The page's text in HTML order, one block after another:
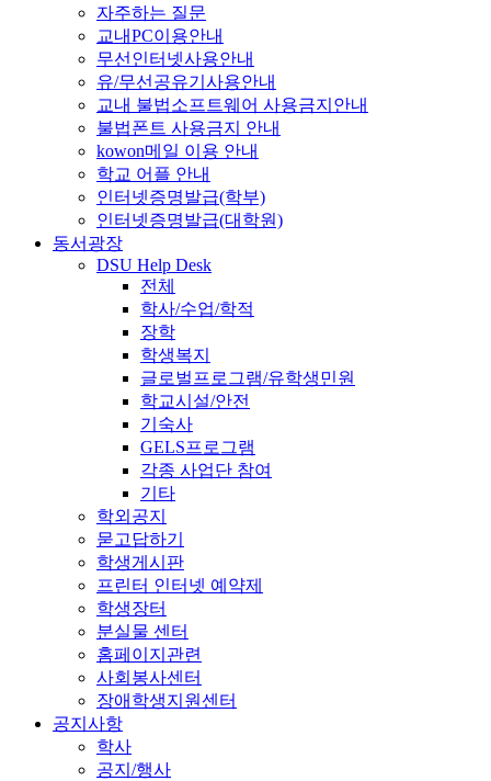
자주하는 질문
교내PC이용안내
무선인터넷사용안내
유/무선공유기사용안내
교내 불법소프트웨어 사용금지안내
불법폰트 사용금지 안내
kowon메일 이용 안내
학교 어플 안내
인터넷증명발급(학부)
인터넷증명발급(대학원)
동서광장
DSU Help Desk
전체
학사/수업/학적
장학
학생복지
글로벌프로그램/유학생민원
학교시설/안전
기숙사
GELS프로그램
각종 사업단 참여
기타
학외공지
묻고답하기
학생게시판
프린터 인터넷 예약제
학생장터
분실물 센터
홈페이지관련
사회봉사센터
장애학생지원센터
공지사항
학사
공지/행사